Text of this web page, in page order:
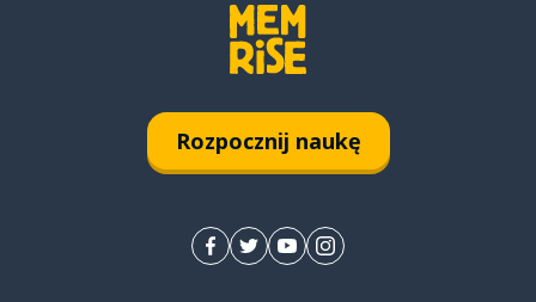
Rozpocznij naukę